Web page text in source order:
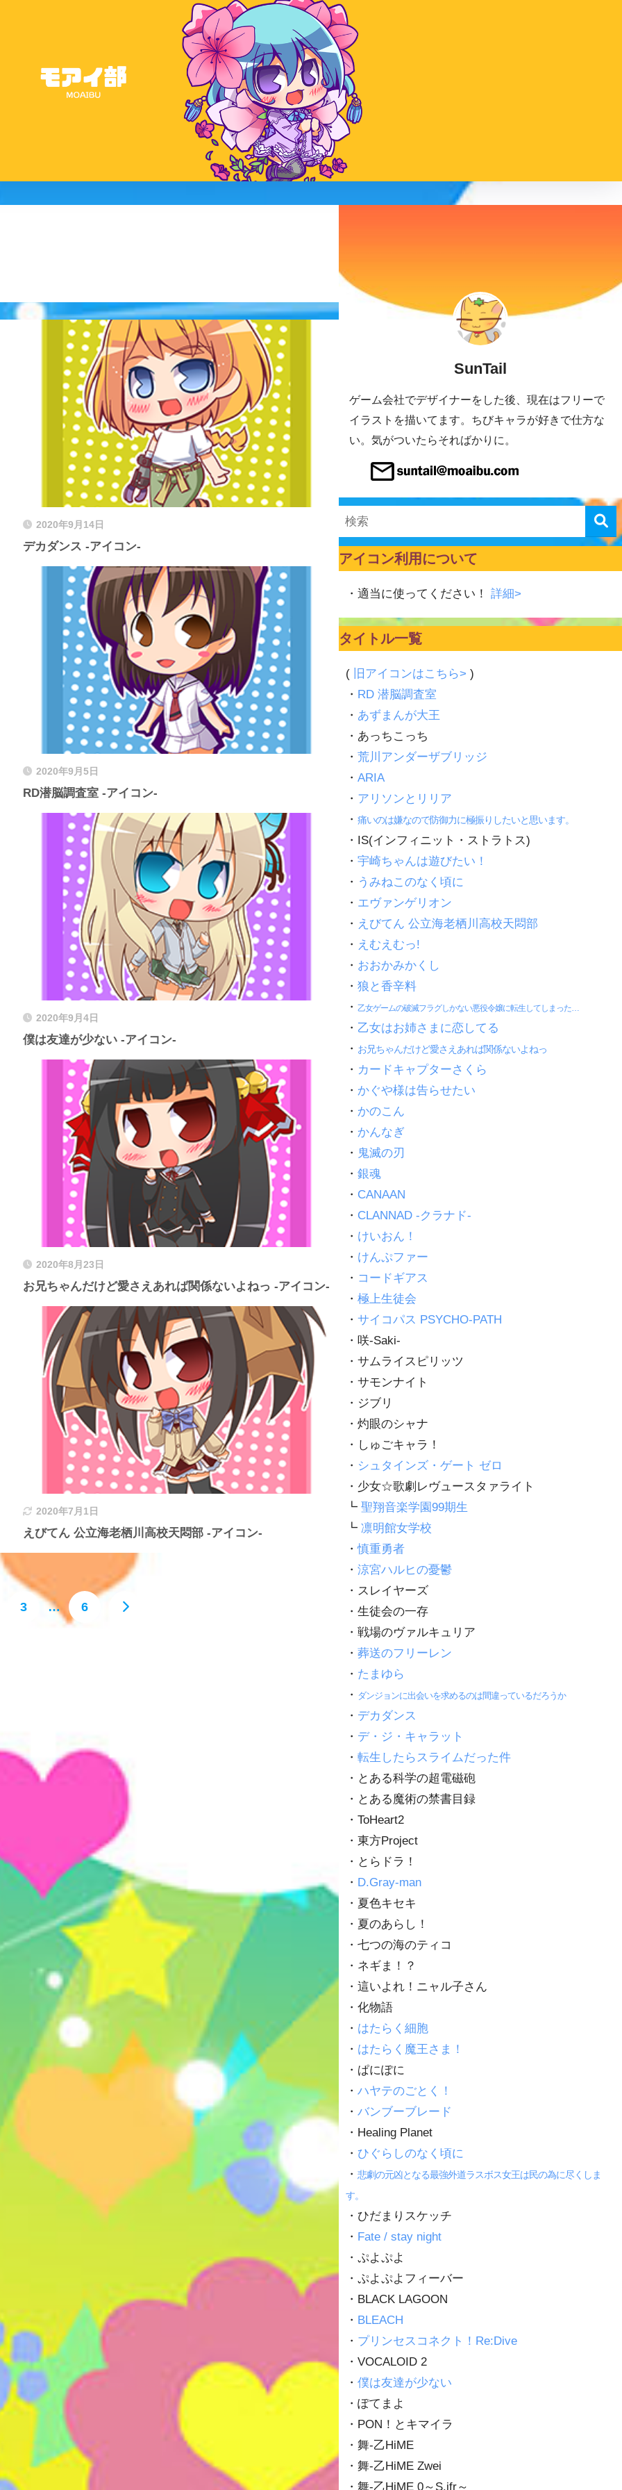
2020年9月14日
デカダンス -アイコン-
2020年9月5日
RD潜脳調査室 -アイコン-
2020年9月4日
僕は友達が少ない -アイコン-
2020年8月23日
お兄ちゃんだけど愛さえあれば関係ないよねっ -アイコン-
2020年7月1日
えびてん 公立海老栖川高校天悶部 -アイコン-
3 … 6
SunTail
ゲーム会社でデザイナーをした後、現在はフリーで
イラストを描いてます。ちびキャラが好きで仕方な
い。気がついたらそればかりに。
アイコン利用について
・適当に使ってください！ 詳細>
タイトル一覧
( 旧アイコンはこちら> )
・ RD 潜脳調査室
・ あずまんが大王
・あっちこっち
・ 荒川アンダーザブリッジ
・ ARIA
・ アリソンとリリア
・ 痛いのは嫌なので防御力に極振りしたいと思います。
・IS(インフィニット・ストラトス)
・ 宇崎ちゃんは遊びたい！
・ うみねこのなく頃に
・ エヴァンゲリオン
・ えびてん 公立海老栖川高校天悶部
・ えむえむっ!
・ おおかみかくし
・ 狼と香辛料
・ 乙女ゲームの破滅フラグしかない悪役令嬢に転生してしまった…
・ 乙女はお姉さまに恋してる
・ お兄ちゃんだけど愛さえあれば関係ないよねっ
・ カードキャプターさくら
・ かぐや様は告らせたい
・ かのこん
・ かんなぎ
・ 鬼滅の刃
・ 銀魂
・ CANAAN
・ CLANNAD -クラナド-
・ けいおん！
・ けんぷファー
・ コードギアス
・ 極上生徒会
・ サイコパス PSYCHO-PATH
・咲-Saki-
・サムライスピリッツ
・サモンナイト
・ジブリ
・灼眼のシャナ
・しゅごキャラ！
・ シュタインズ・ゲート ゼロ
・少女☆歌劇レヴュースタァライト
┗ 聖翔音楽学園99期生
┗ 凛明館女学校
・慎重勇者
・ 涼宮ハルヒの憂鬱
・スレイヤーズ
・生徒会の一存
・戦場のヴァルキュリア
・ 葬送のフリーレン
・ たまゆら
・ ダンジョンに出会いを求めるのは間違っているだろうか
・ デカダンス
・ デ・ジ・キャラット
・ 転生したらスライムだった件
・とある科学の超電磁砲
・とある魔術の禁書目録
・ToHeart2
・東方Project
・とらドラ！
・ D.Gray-man
・夏色キセキ
・夏のあらし！
・七つの海のティコ
・ネギま！？
・這いよれ！ニャル子さん
・化物語
・ はたらく細胞
・ はたらく魔王さま！
・ぱにぽに
・ ハヤテのごとく！
・ バンブーブレード
・Healing Planet
・ ひぐらしのなく頃に
・ 悲劇の元凶となる最強外道ラスボス女王は民の為に尽くしま
す。
・ひだまりスケッチ
・ Fate / stay night
・ぷよぷよ
・ぷよぷよフィーバー
・BLACK LAGOON
・ BLEACH
・ プリンセスコネクト！Re:Dive
・VOCALOID 2
・ 僕は友達が少ない
・ぽてまよ
・PON！とキマイラ
・舞-乙HiME
・舞-乙HiME Zwei
・舞-乙HiME 0～S.ifr～